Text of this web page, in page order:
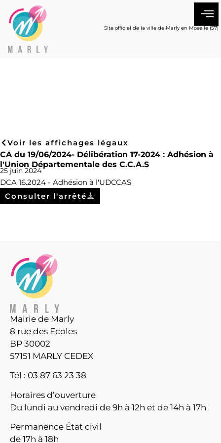
Site officiel de la ville de Marly en Moselle (57)
Voir les affichages légaux
CA du 19/06/2024- Délibération 17-2024 : Adhésion à
l'Union Départementale des C.C.A.S
25 juin 2024
DCA 16.2024 - Adhésion à l'UDCCAS
Consulter l'arrêté
Mairie de Marly
8 rue des Ecoles
BP 30002
57151 MARLY CEDEX
Tél : 03 87 63 23 38
Horaires d’ouverture
Du lundi au vendredi de 9h à 12h et de 14h à 17h
Permanence État civil
de 17h à 18h